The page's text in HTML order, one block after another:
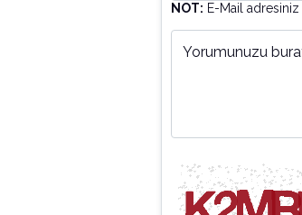
NOT: E-Mail
Yorumunuzu